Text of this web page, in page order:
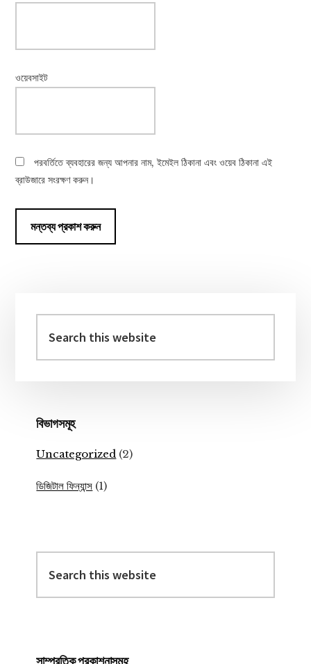
ওয়েবসাইট
পরবর্তিতে ব্যবহারের জন্য আপনার নাম, ইমেইল ঠিকানা এবং ওয়েব ঠিকানা এই
ব্রাউজারে সংরক্ষণ করুন।
Sidebar
this
website
বিভাগসমূহ
Uncategorized (2)
ডিজিটাল ফিন্যান্স (1)
this
website
সাম্প্রতিক প্রকাশনাসমূহ